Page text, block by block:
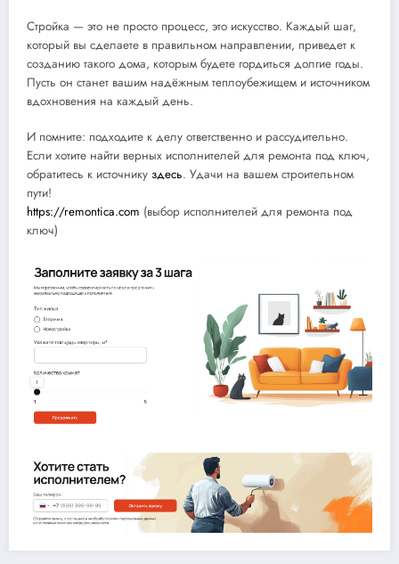
Стройка — это не просто процесс, это искусство. Каждый шаг,
который вы сделаете в правильном направлении, приведет к
созданию такого дома, которым будете гордиться долгие годы.
Пусть он станет вашим надёжным теплоубежищем и источником
вдохновения на каждый день.
И помните: подходите к делу ответственно и рассудительно.
Если хотите найти верных исполнителей для ремонта под ключ,
обратитесь к источнику здесь. Удачи на вашем строительном
пути!
https://remontica.com (выбор исполнителей для ремонта под
ключ)